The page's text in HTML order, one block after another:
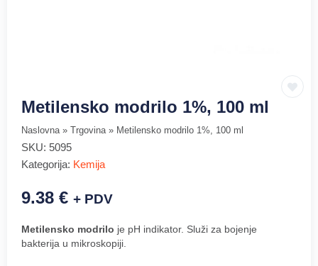
Metilensko modrilo 1%, 100 ml
Naslovna» Trgovina» Metilensko modrilo 1%, 100 ml
SKU: 5095
Kategorija: Kemija
9.38 € + PDV
Metilensko modrilo je pH indikator. Služi za bojenje
bakterija u mikroskopiji.